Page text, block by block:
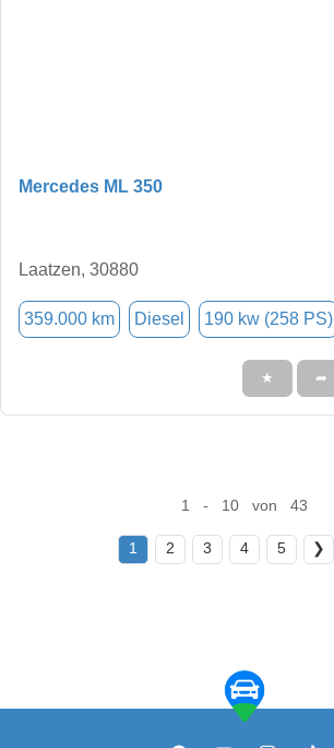
Mercedes ML 350
Laatzen, 30880
359.000 km Diesel 190 kw (258 PS)
★ ➦
1 - 10 von 43
1 2 3 4 5 ❯